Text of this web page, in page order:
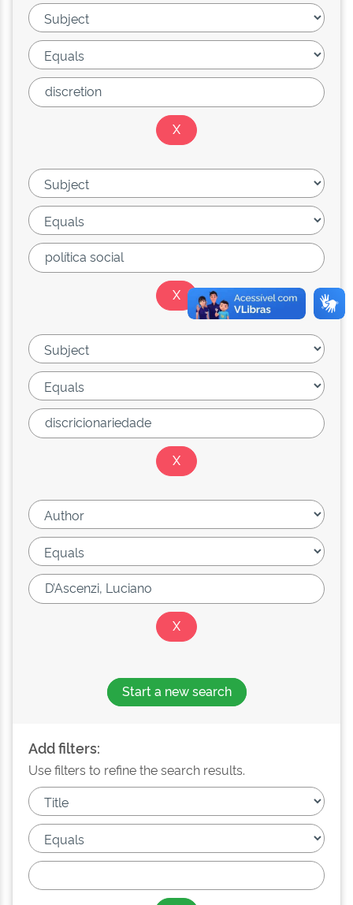
Start a new search
Add filters:
Use filters to refine the search results.